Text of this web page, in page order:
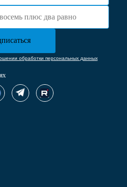
обработки персональных данных